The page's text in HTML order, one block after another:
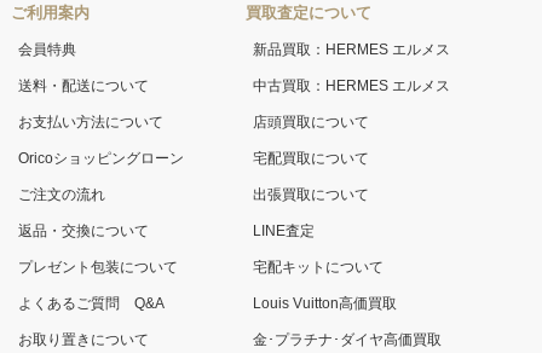
ご利用案内
会員特典
送料・配送について
お支払い方法について
Oricoショッピングローン
ご注文の流れ
返品・交換について
プレゼント包装について
よくあるご質問 Q&A
お取り置きについて
買取査定について
新品買取：HERMES エルメス
中古買取：HERMES エルメス
店頭買取について
宅配買取について
出張買取について
LINE査定
宅配キットについて
Louis Vuitton高価買取
金･プラチナ･ダイヤ高価買取